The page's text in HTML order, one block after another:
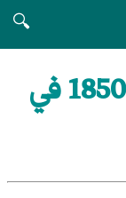
🔍
فهرس:تأسيسات سنة 1850 في